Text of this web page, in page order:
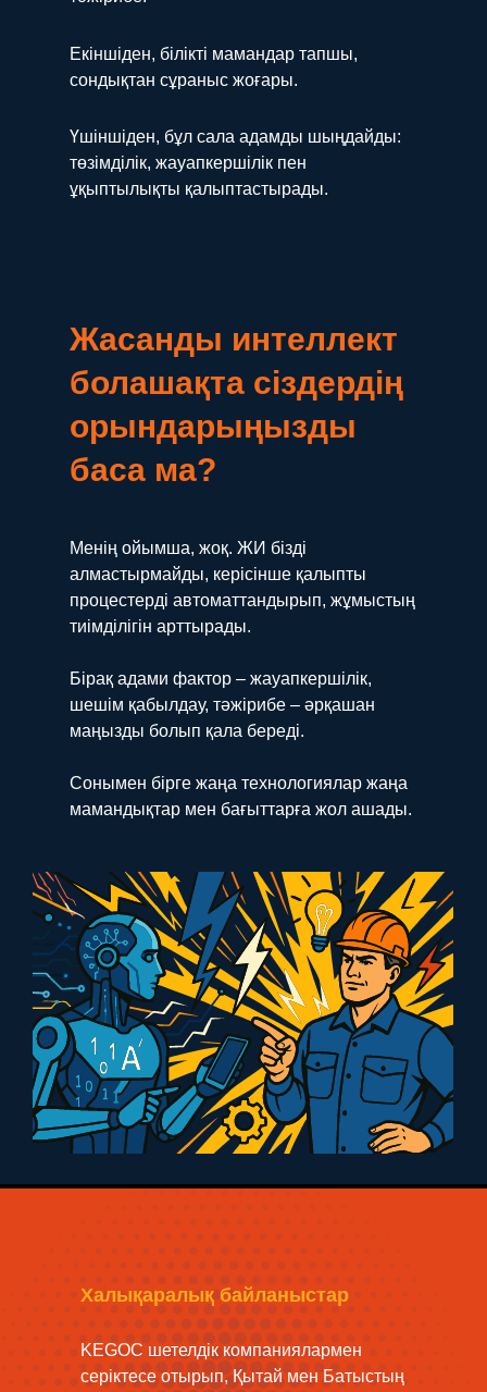
Екіншіден, білікті мамандар тапшы,
сондықтан сұраныс жоғары.
Үшіншіден, бұл сала адамды шыңдайды:
төзімділік, жауапкершілік пен
ұқыптылықты қалыптастырады.
Жасанды интеллект
болашақта сіздердің
орындарыңызды
баса ма?
Менің ойымша, жоқ. ЖИ бізді
алмастырмайды, керісінше қалыпты
процестерді автоматтандырып, жұмыстың
тиімділігін арттырады.
Бірақ адами фактор – жауапкершілік,
шешім қабылдау, тәжірибе – әрқашан
маңызды болып қала береді.
Сонымен бірге жаңа технологиялар жаңа
мамандықтар мен бағыттарға жол ашады.
KEGOC шетелдік компаниялармен
серіктесе отырып, Қытай мен Батыстың
Халықаралық байланыстар